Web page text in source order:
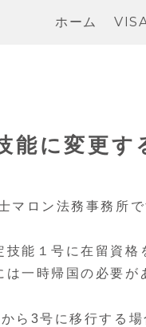
ホーム
能に変更す
マロン法務事務所で
能１号に在留資
一時帰国の必要が
ら3号に移行する場